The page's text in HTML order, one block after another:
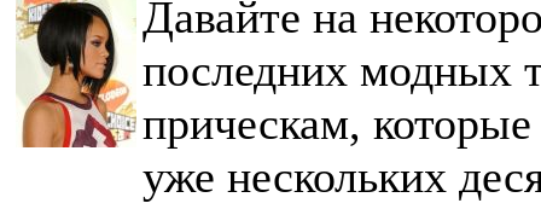
Давайте на
последних модных
прическам,
уже нескольких